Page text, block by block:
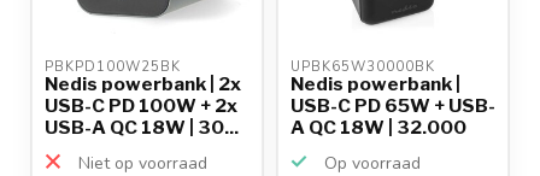
PBKPD100W25BK
Nedis powerbank | 2x
USB-C PD 100W + 2x
USB-A QC 18W | 30...
Niet op voorraad
UPBK65W30000BK
Nedis powerbank |
USB-C PD 65W + USB-
A QC 18W | 32.000
Op voorraad